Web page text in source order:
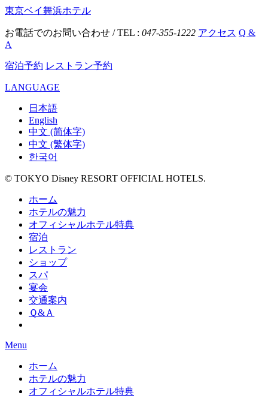
東京ベイ舞浜ホテル
お電話でのお問い合わせ / TEL : 047-355-1222 アクセス Q &
A
宿泊予約 レストラン予約
LANGUAGE
日本語
English
中文 (简体字)
中文 (繁体字)
한국어
© TOKYO Disney RESORT OFFICIAL HOTELS.
ホーム
ホテルの魅力
オフィシャルホテル特典
宿泊
レストラン
ショップ
スパ
宴会
交通案内
Ｑ&Ａ
Menu
ホーム
ホテルの魅力
オフィシャルホテル特典